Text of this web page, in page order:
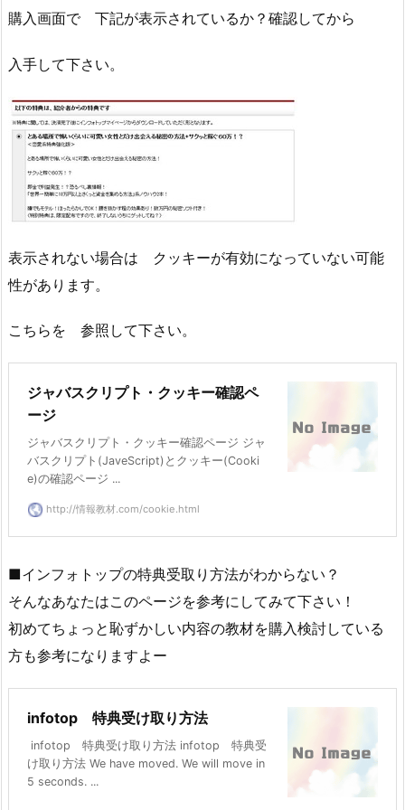
購入画面で 下記が表示されているか？確認してから
入手して下さい。
表示されない場合は クッキーが有効になっていない可能
性があります。
こちらを 参照して下さい。
ジャバスクリプト・クッキー確認ペ
ージ
ジャバスクリプト・クッキー確認ページ ジャ
バスクリプト(JaveScript)とクッキー(Cooki
e)の確認ページ ...
http://情報教材.com/cookie.html
■インフォトップの特典受取り方法がわからない？
そんなあなたはこのページを参考にしてみて下さい！
初めてちょっと恥ずかしい内容の教材を購入検討している
方も参考になりますよー
infotop 特典受け取り方法
infotop 特典受け取り方法 infotop 特典受
け取り方法 We have moved. We will move in
5 seconds. ...